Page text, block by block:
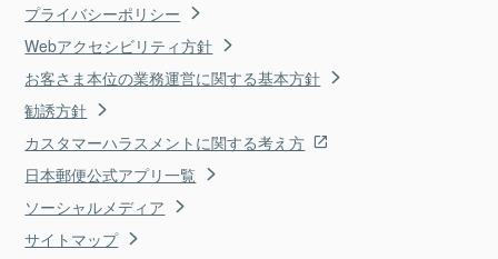
プライバシーポリシー
Webアクセシビリティ方針
お客さま本位の業務運営に関する基本方針
勧誘方針
カスタマーハラスメントに関する考え方
日本郵便公式アプリ一覧
ソーシャルメディア
サイトマップ